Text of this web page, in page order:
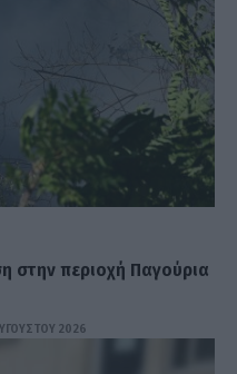
στην περιοχή Παγούρια
2026